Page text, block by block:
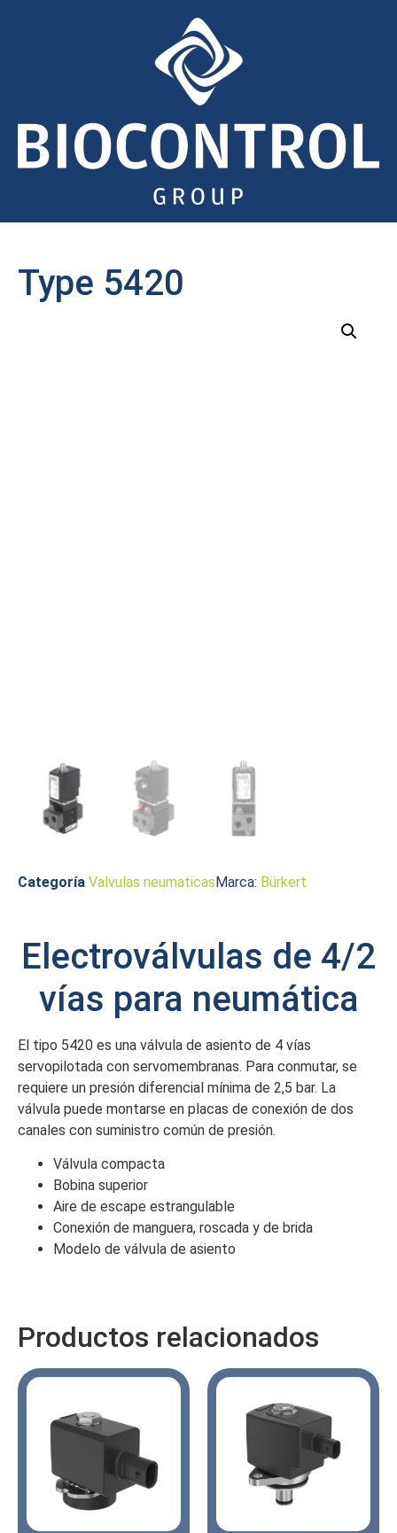
Type 5420
Categoría Valvulas neumaticasMarca: Bürkert
Electroválvulas de 4/2
vías para neumática
El tipo 5420 es una válvula de asiento de 4 vías
servopilotada con servomembranas. Para conmutar, se
requiere un presión diferencial mínima de 2,5 bar. La
válvula puede montarse en placas de conexión de dos
canales con suministro común de presión.
Válvula compacta
Bobina superior
Aire de escape estrangulable
Conexión de manguera, roscada y de brida
Modelo de válvula de asiento
Productos relacionados